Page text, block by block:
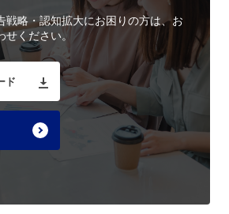
戦略・認知拡大にお困りの方は、お
ください。
ド